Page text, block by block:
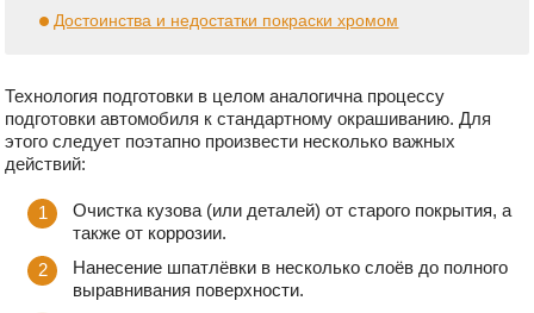
Достоинства и недостатки покраски хромом
Технология подготовки в целом аналогична процессу
подготовки автомобиля к стандартному окрашиванию. Для
этого следует поэтапно произвести несколько важных
действий:
Очистка кузова (или деталей) от старого покрытия, а
также от коррозии.
Нанесение шпатлёвки в несколько слоёв до полного
выравнивания поверхности.